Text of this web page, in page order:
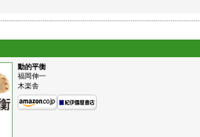
動的平衡
福岡伸一
木楽舎